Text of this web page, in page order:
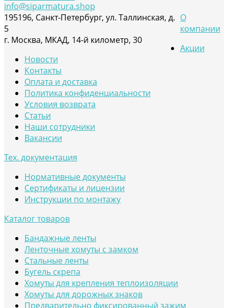
info@siparmatura.shop
195196, Санкт-Петербург, ул. Таллинская, д.
5
г. Москва, МКАД, 14-й километр, 30
О
компании
Акции
Новости
Контакты
Оплата и доставка
Политика конфиденциальности
Условия возврата
Статьи
Наши сотрудники
Вакансии
Тех. документация
Нормативные документы
Сертификаты и лицензии
Инструкции по монтажу
Каталог товаров
Бандажные ленты
Ленточные хомуты с замком
Стальные ленты
Бугель скрепа
Хомуты для крепления теплоизоляции
Хомуты для дорожных знаков
Предварительно фиксированный зажим